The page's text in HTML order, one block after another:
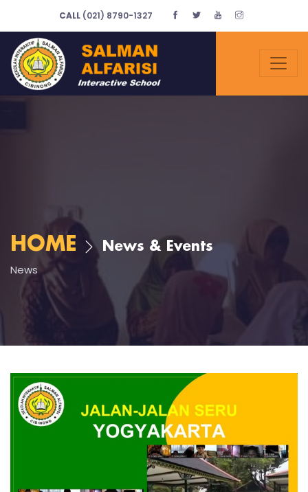
CALL (021) 8790-1327
HOME News & Events
News